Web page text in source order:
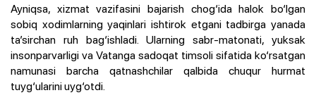
Ayniqsa, xizmat vazifasini bajarish chog‘ida halok bo‘lgan
sobiq xodimlarning yaqinlari ishtirok etgani tadbirga yanada
ta’sirchan ruh bag‘ishladi. Ularning sabr-matonati, yuksak
insonparvarligi va Vatanga sadoqat timsoli sifatida ko‘rsatgan
namunasi barcha qatnashchilar qalbida chuqur hurmat
tuyg‘ularini uyg‘otdi.